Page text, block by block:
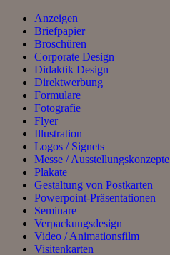
Anzeigen
Briefpapier
Broschüren
Corporate Design
Didaktik Design
Direktwerbung
Formulare
Fotografie
Flyer
Illustration
Logos / Signets
Messe / Ausstellungskonzepte
Plakate
Gestaltung von Postkarten
Powerpoint-Präsentationen
Seminare
Verpackungsdesign
Video / Animationsfilm
Visitenkarten